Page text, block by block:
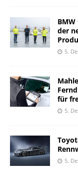
der
5.
für
5.
5.